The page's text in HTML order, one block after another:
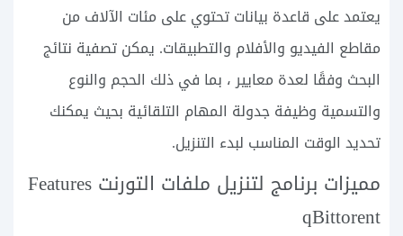
يعتمد على قاعدة بيانات تحتوي على مئات الآلاف من
مقاطع الفيديو والأفلام والتطبيقات. يمكن تصفية نتائج
البحث وفقًا لعدة معايير ، بما في ذلك الحجم والنوع
والتسمية وظيفة جدولة المهام التلقائية بحيث يمكنك
تحديد الوقت المناسب لبدء التنزيل.
مميزات برنامج لتنزيل ملفات التورنت Features
qBittorent